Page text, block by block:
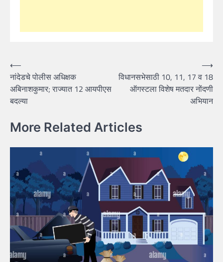
Post
navigation
⟵
नांदेडचे पोलीस अधिक्षक
अबिनाशकुमार; राज्यात 12 आयपीएस
बदल्या
विधानसभेसाठी 10, 11, 17 व 18
ऑगस्टला विशेष मतदार नोंदणी
अभियान
⟶
More Related Articles